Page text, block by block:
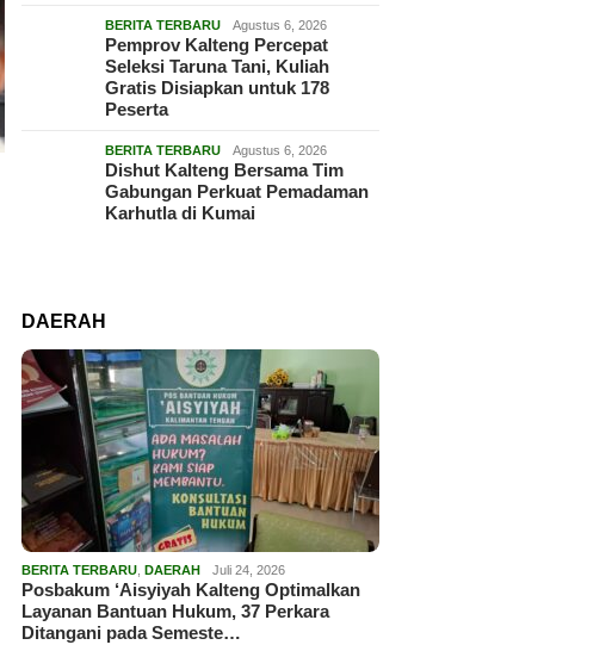
BERITA TERBARU Agustus 6, 2026
Pemprov Kalteng Percepat
Seleksi Taruna Tani, Kuliah
Gratis Disiapkan untuk 178
Peserta
BERITA TERBARU Agustus 6, 2026
Dishut Kalteng Bersama Tim
Gabungan Perkuat Pemadaman
Karhutla di Kumai
DAERAH
BERITA TERBARU ,DAERAH Juli 24, 2026
Posbakum ‘Aisyiyah Kalteng Optimalkan
Layanan Bantuan Hukum, 37 Perkara
Ditangani pada Semeste…